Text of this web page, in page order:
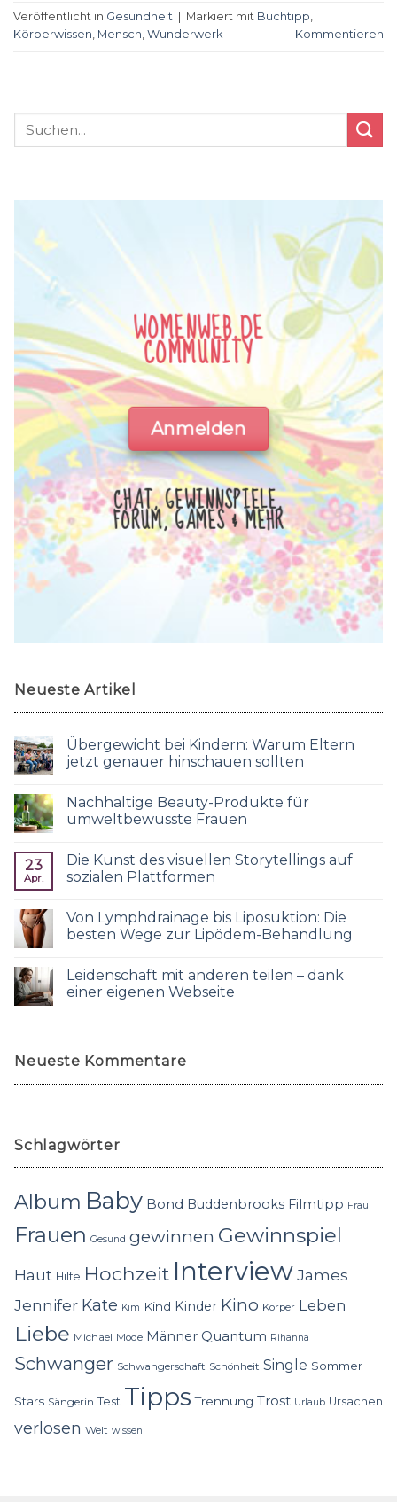
Veröffentlicht in Gesundheit Markiert mit Buchtipp
Körperwissen Mensch Wunderwerk Kommentieren
WOMENWEB.DE
COMMUNITY
Anmelden
CHAT, GEWINNSPIELE,
FORUM, GAMES & MEHR
Neueste Artikel
Übergewicht bei Kindern: Warum Eltern
jetzt genauer hinschauen sollten
Nachhaltige Beauty-Produkte für
umweltbewusste Frauen
23
Apr.
Die Kunst des visuellen Storytellings auf
sozialen Plattformen
Von Lymphdrainage bis Liposuktion: Die
besten Wege zur Lipödem-Behandlung
Leidenschaft mit anderen teilen – dank
einer eigenen Webseite
Neueste Kommentare
Schlagwörter
Album Baby Bond Buddenbrooks Filmtipp Frau
Frauen Gesund gewinnen Gewinnspiel
Haut Hilfe Hochzeit InterviewJames
Jennifer Kate Kim Kind Kinder Kino Körper Leben
Liebe Michael Mode Männer Quantum Rihanna
Schwanger Schwangerschaft Schönheit Single Sommer
Stars Sängerin Test Tipps Trennung Trost Urlaub Ursachen
verlosen Welt wissen